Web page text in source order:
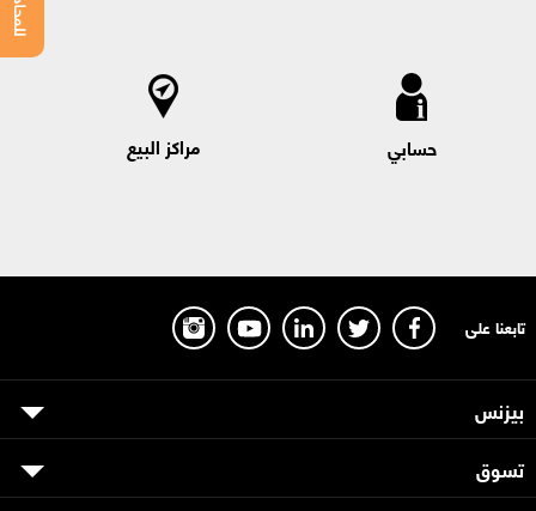
حسابي مراكز البيع
تابعنا على
بيزنس
تسوق